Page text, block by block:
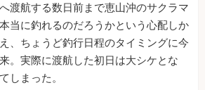
渡航する数日前まで恵山沖のサクラマ
当に釣れるのだろうかという心配しか
、ちょうど釣行日程のタイミングに今
。実際に渡航した初日は大シケとな
しまった。